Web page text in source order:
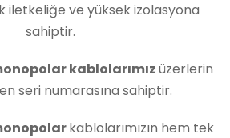
iletkeliğe ve yüksek izolasyona
sahiptir.
kablolarımızüzerlerin
seri numarasına sahiptir.
kablolarımızın hem tek